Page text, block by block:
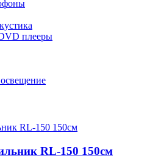
плееры
RL-150 150см